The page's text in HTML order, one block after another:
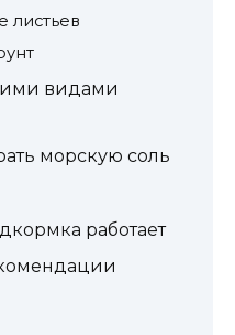
листьев
видами
морскую соль
работает